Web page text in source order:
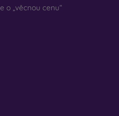
o „věcnou cenu“